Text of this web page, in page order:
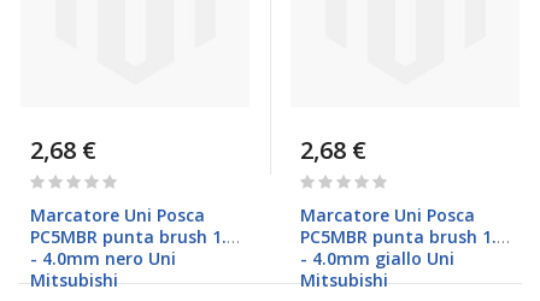
2,68 €
Rating:
Marcatore Uni Posca
PC5MBR punta brush 1.0
- 4.0mm nero Uni
Mitsubishi
2,68 €
Rating:
Marcatore Uni Posca
PC5MBR punta brush 1.0
- 4.0mm giallo Uni
Mitsubishi